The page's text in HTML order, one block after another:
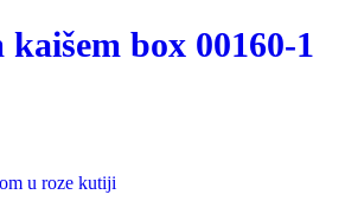
box 00160-1